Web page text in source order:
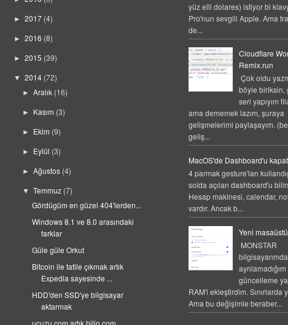
► 2017 (4)
► 2016 (8)
► 2015 (39)
▼ 2014 (72)
►Aralık (16)
► Kasım (3)
► Ekim (9)
► Eylül (3)
►Ağustos (4)
▼Temmuz (7)
Gördügüm en güzel 404'lerden...
Windows 8.1 ve 8.0 arasındaki
farklar
Güle güle Orkut
Bitcoin ile tatile çıkmak artık
Expedia sayesinde ...
HDD'den SSD'ye bilgisayar
aktarmak
ucuzu.com artık bilio.com
yüz elli dolares) istiyor bi
Pro'nun sevgili Apple. Ama
de...
Cloudflare
Remix.run
Çok oldu
böyle biriksin,
seri yapıyım
ama dememek lazım, şuraya
gelişmelerimi paylaşayım.
geliş...
MacOS'de Dashboard'u
4 parmak gesture'ları
solda açılan dashboard'u
Hesap makinesi, calendar,
vardır. Ancak b...
Yeni
MONSTAR
güncelleme
RAM'i ekleştirdim. Sınırlarda
Ama bu değişimle beraber...